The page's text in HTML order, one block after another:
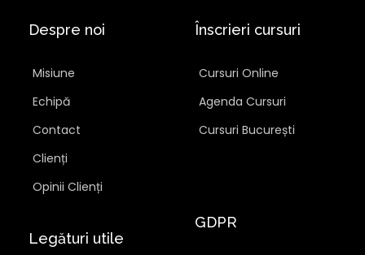
Despre noi
Misiune
Echipă
Contact
Clienți
Opinii Clienți
Înscrieri cursuri
Cursuri Online
Agenda Cursuri
Cursuri București
Legături utile
GDPR